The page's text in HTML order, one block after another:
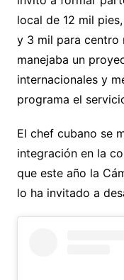
local de 12 mil
y 3 mil para centro
manejaba un
internacionales y
programa el
El chef cubano se
integración en la
que este año la
lo ha invitado a